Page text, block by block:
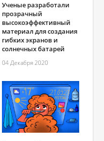
Ученые разработали
прозрачный
высокоэффективный
материал для создания
гибких экранов и
солнечных батарей
04 Декабря 2020